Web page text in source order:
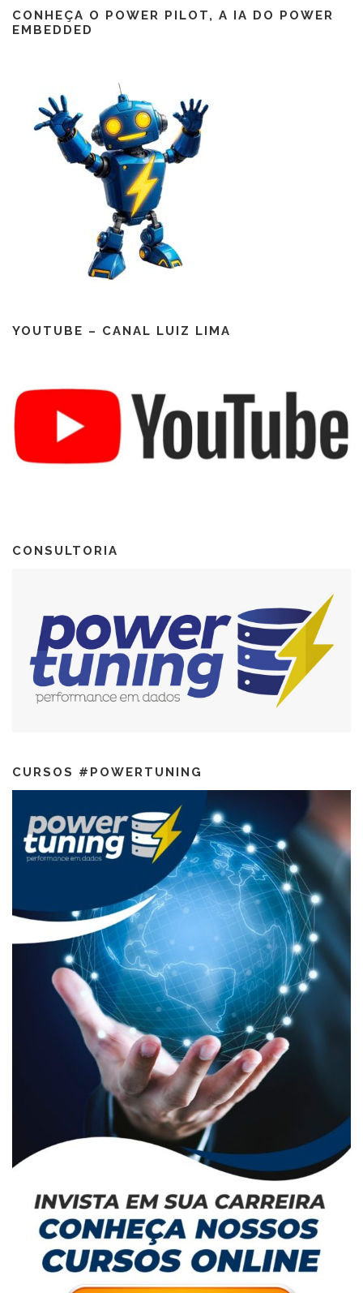
CONHEÇA O POWER PILOT, A IA DO POWER
EMBEDDED
YOUTUBE – CANAL LUIZ LIMA
CONSULTORIA
CURSOS #POWERTUNING